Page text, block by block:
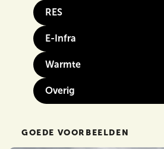
RES
E-Infra
Warmte
Overig
GOEDE VOORBEELDEN